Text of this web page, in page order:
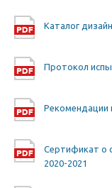
Каталог
Протокол
Рекомендации
Сертификат о
2020-2021